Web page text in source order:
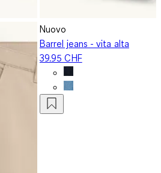
Nuovo
Barrel jeans - vita alta
39.95 CHF